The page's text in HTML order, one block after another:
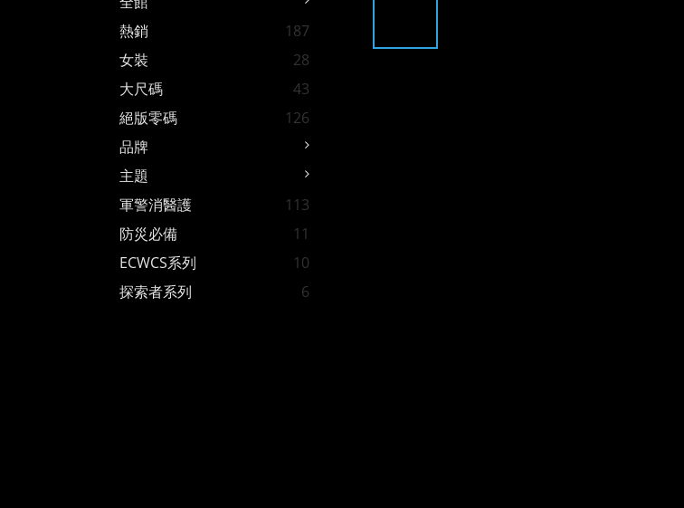
熱銷
187
女裝
28
大尺碼
43
絕版零碼
126
品牌
主題
軍警消醫護
113
防災必備
11
ECWCS系列
10
探索者系列
6